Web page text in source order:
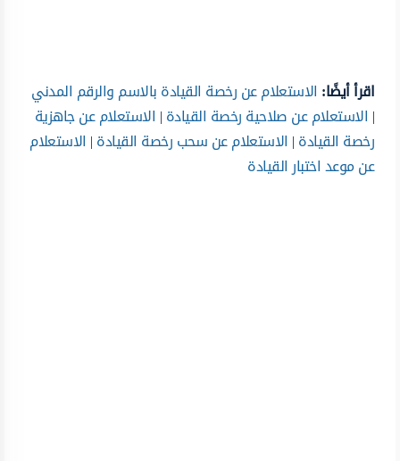
اقرأ أيضًا: الاستعلام عن رخصة القيادة بالاسم والرقم المدني
| الاستعلام عن صلاحية رخصة القيادة| الاستعلام عن جاهزية
رخصة القيادة| الاستعلام عن سحب رخصة القيادة| الاستعلام
عن موعد اختبار القيادة